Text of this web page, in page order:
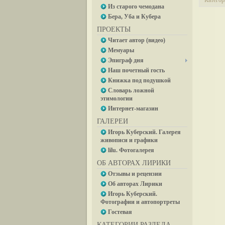
Из старого чемодана
Бера, Уба и Кубера
ПРОЕКТЫ
Читает автор (видео)
Мемуары
Эпиграф дня
Наш почетный гость
Книжка под подушкой
Словарь ложной
этимологии
Интернет-магазин
ГАЛЕРЕИ
Игорь Куберский. Галерея
живописи и графики
lilu. Фотогалерея
ОБ АВТОРАХ ЛИРИКИ
Отзывы и рецензии
Об авторах Лирики
Игорь Куберский.
Фотографии и автопортреты
Гостевая